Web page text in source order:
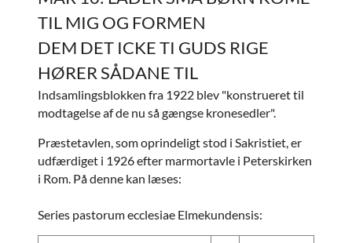
TIL MIG OG FORMEN
DEM DET ICKE TI GUDS RIGE
HØRER SÅDANE TIL
Indsamlingsblokken fra 1922 blev "konstrueret til
modtagelse af de nu så gængse kronesedler".
Præstetavlen, som oprindeligt stod i Sakristiet, er
udfærdiget i 1926 efter marmortavle i Peterskirken
i Rom. På denne kan læses:
Series pastorum ecclesiae Elmekundensis: